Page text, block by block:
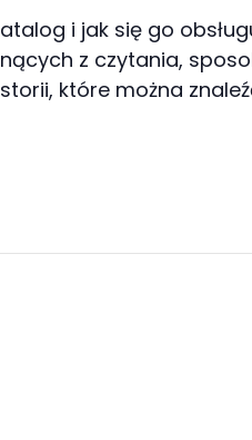
i jak się go
z czytania,
które można